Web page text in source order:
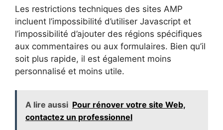
Les restrictions techniques des sites AMP
incluent l’impossibilité d’utiliser Javascript et
l’impossibilité d’ajouter des régions spécifiques
aux commentaires ou aux formulaires. Bien qu’il
soit plus rapide, il est également moins
personnalisé et moins utile.
A lire aussi Pour rénover votre site Web,
contactez un professionnel